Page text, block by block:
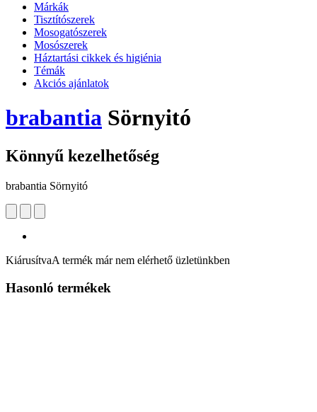
Márkák
Tisztítószerek
Mosogatószerek
Mosószerek
Háztartási cikkek és higiénia
Témák
Akciós ajánlatok
brabantia Sörnyitó
Könnyű kezelhetőség
brabantia Sörnyitó
KiárusítvaA termék már nem elérhető üzletünkben
Hasonló termékek